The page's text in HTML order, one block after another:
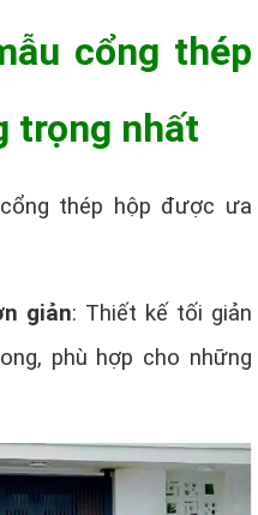
cổng thép
trọng nhất
thép hộp được ưa
giản: Thiết kế tối giản
phù hợp cho những